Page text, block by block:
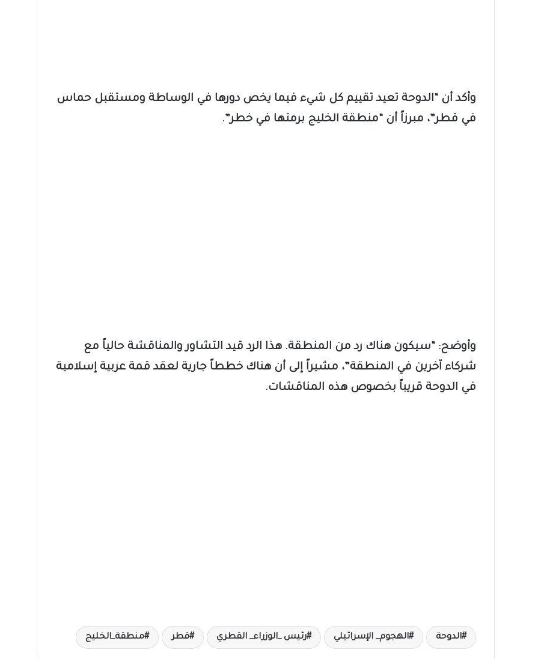
وأكد أن “الدوحة تعيد تقييم كل شيء فيما يخص دورها في الوساطة ومستقبل حماس
في قطر”، مبرزاً أن “منطقة الخليج برمتها في خطر”.
وأوضح: “سيكون هناك رد من المنطقة. هذا الرد قيد التشاور والمناقشة حالياً مع
شركاء آخرين في المنطقة”، مشيراً إلى أن هناك خططاً جارية لعقد قمة عربية إسلامية
في الدوحة قريباً بخصوص هذه المناقشات.
الدوحة الهجوم_ الإسرائيلي رئيس _الوزراء_ القطري قطر منطقة_الخليج